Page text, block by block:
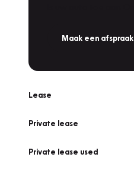
Maak een afspraak
Lease
Private lease
Private lease used